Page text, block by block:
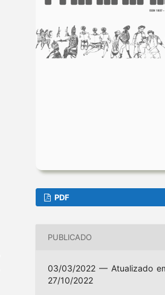
PDF
PUBLICADO
03/03/2022 — Atualizado
27/10/2022